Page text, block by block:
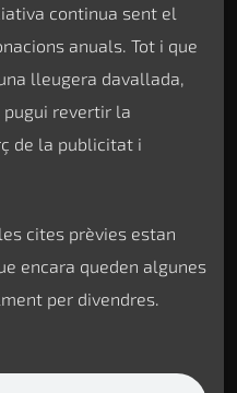
continua sent el
anuals. Tot i que
lleugera davallada,
pugui revertir la
de la publicitat i
cites prèvies estan
encara queden algunes
per divendres.